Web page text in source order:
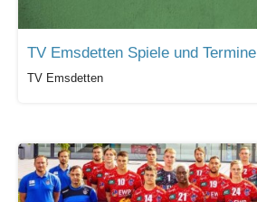
TV Emsdetten Spiele und Termine
TV Emsdetten